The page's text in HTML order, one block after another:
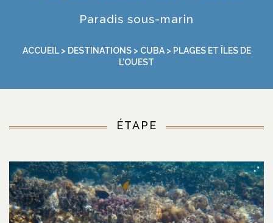
Paradis sous-marin
ACCUEIL> DESTINATIONS> CUBA> PLAGES ET ÎLES DE
L’OUEST
ÉTAPE